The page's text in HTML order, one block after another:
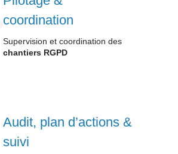
coordination
Supervision et coordination des
chantiers RGPD
Audit, plan d’actions &
suivi